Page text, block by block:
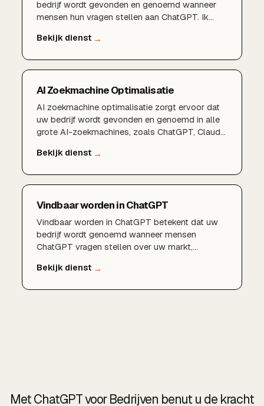
bedrijf wordt gevonden en genoemd wanneer
mensen hun vragen stellen aan ChatGPT. Ik
autoriteit zodat ChatGPT uw bedrijf herkent als
AI Zoekmachine Optimalisatie
AI zoekmachine optimalisatie zorgt ervoor dat
uw bedrijf wordt gevonden en genoemd in alle
grote AI-zoekmachines, zoals ChatGPT, Claude,
content, structuur en online autoriteit zodat AI
Vindbaar worden in ChatGPT
Vindbaar worden in ChatGPT betekent dat uw
bedrijf wordt genoemd wanneer mensen
ChatGPT vragen stellen over uw markt,
content, structuur en online autoriteit zodat
Met ChatGPT voor Bedrijven benut u de kracht